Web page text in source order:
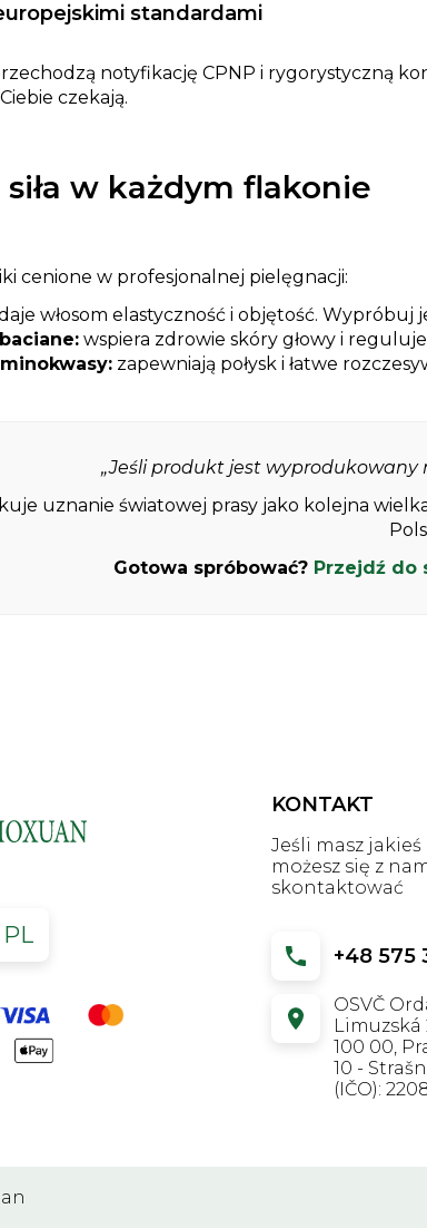
standardami
notyfikację CPNP i rygorystyczną
czekają.
w każdym flakonie
cenione w profesjonalnej pielęgnacji:
włosom elastyczność i objętość. Wypróbuj
wspiera zdrowie skóry głowy i
zapewniają połysk i łatwe
„Jeśli produkt jest wyprodukowany
uznanie światowej prasy jako kolejna
Gotowa spróbować? Przejdź do
PL
KONTAKT
Jeśli masz
możesz się z
skontaktować
+48 575
OSVČ
Limuzská
100 00,
10 -
(IČO):